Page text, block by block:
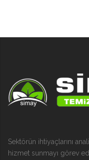
Sektörün ihtiyaçlarını
hizmet sunmayı görev